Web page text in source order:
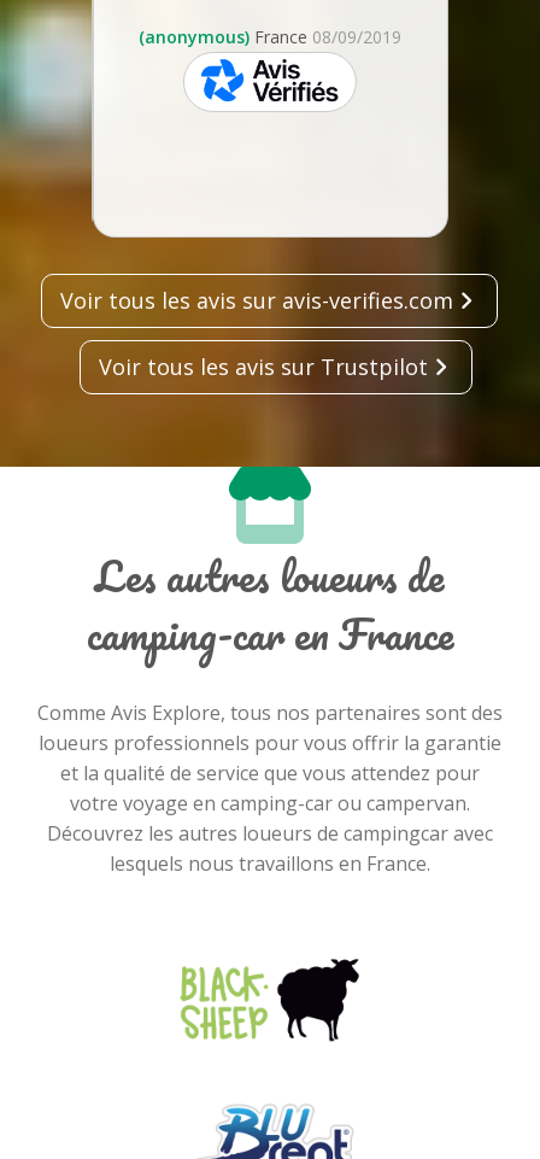
2019 (anonymous) France 08/09/2019
skeepers
Voir tous les avis sur avis-verifies.com
Voir tous les avis sur Trustpilot
Les autres loueurs de
camping-car en France
Comme Avis Explore, tous nos partenaires sont des
loueurs professionnels pour vous offrir la garantie
et la qualité de service que vous attendez pour
votre voyage en camping-car ou campervan.
Découvrez les autres loueurs de campingcar avec
lesquels nous travaillons en France.